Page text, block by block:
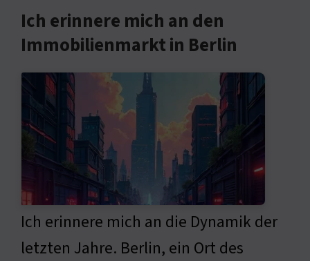
Ich erinnere mich an den
Immobilienmarkt in Berlin
Ich erinnere mich an die Dynamik der
letzten Jahre. Berlin, ein Ort des